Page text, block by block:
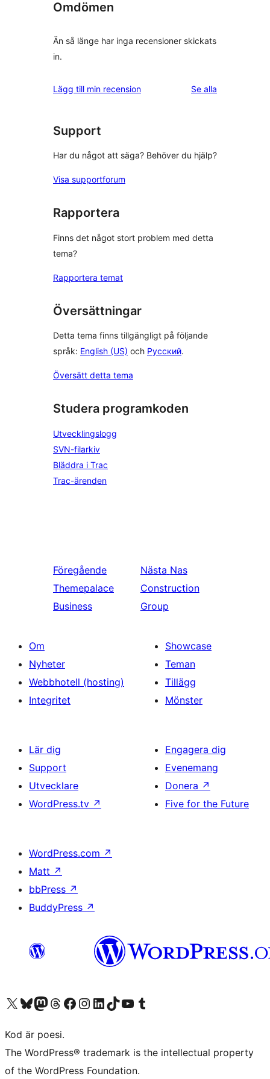
Omdömen
Än så länge har inga recensioner skickats
in.
Lägg till min recension Se alla
Support
Har du något att säga? Behöver du hjälp?
Visa supportforum
Rapportera
Finns det något stort problem med detta
tema?
Rapportera temat
Översättningar
Detta tema finns tillgängligt på följande
språk: English (US) och Русский.
Översätt detta tema
Studera programkoden
Utvecklingslogg
SVN-filarkiv
Bläddra i Trac
Trac-ärenden
Föregående
Themepalace
Business
Nästa Nas
Construction
Group
Om
Nyheter
Webbhotell (hosting)
Integritet
Showcase
Teman
Tillägg
Mönster
Lär dig
Support
Utvecklare
WordPress.tv ↗
Engagera dig
Evenemang
Donera ↗
Five for the Future
WordPress.com ↗
Matt ↗
bbPress ↗
BuddyPress ↗
Besök vår X-konto (f.d. Twitter)
Besök vårt Bluesky-konto
Besök vårt Mastodon-konto
Besök vårt Thread-konto
Besök vår Facebook-sidaBesök vårt Instagram-konto
Besök vårt LinkedIn-konto
Besök vårt TikTok-konto
Besök vår YouTube-kanalBesök vårt Tumblr-konto
Kod är poesi.
The WordPress® trademark is the intellectual property
of the WordPress Foundation.